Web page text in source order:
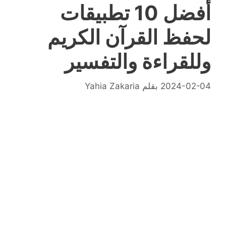
أفضل 10 تطبيقات
لحفظ القرآن الكريم
وللقراءة والتفسير
2024-02-04 بقلم Yahia Zakaria